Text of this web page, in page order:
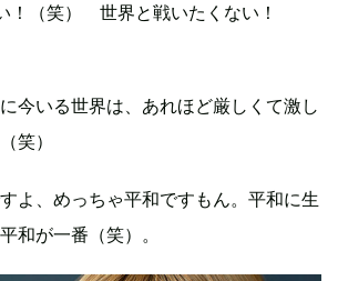
！（笑） 世界と戦いたくない！
今いる世界は、あれほど厳しくて激し
笑）
よ、めっちゃ平和ですもん。平和に生
和が一番（笑）。